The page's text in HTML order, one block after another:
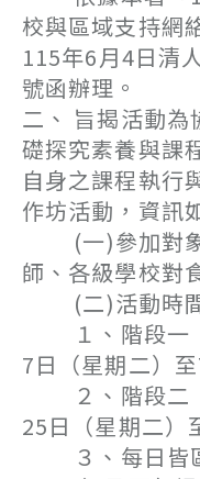
校與區域支持網
115年6月4日清
號函辦理。
二、 旨揭活動
礎探究素養與課
自身之課程執行
作坊活動，資訊
(一)參加對象
師、各級學校對
(二)活動時間
１、階段一（
7日（星期二）
２、階段二（
25日（星期二）
３、每日皆區